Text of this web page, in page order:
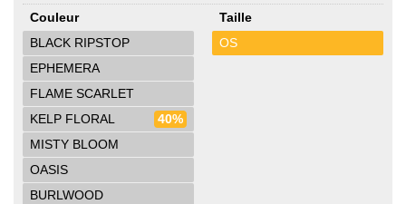
Couleur
BLACK RIPSTOP
EPHEMERA
FLAME SCARLET
KELP FLORAL
40%
MISTY BLOOM
OASIS
BURLWOOD
Taille
OS